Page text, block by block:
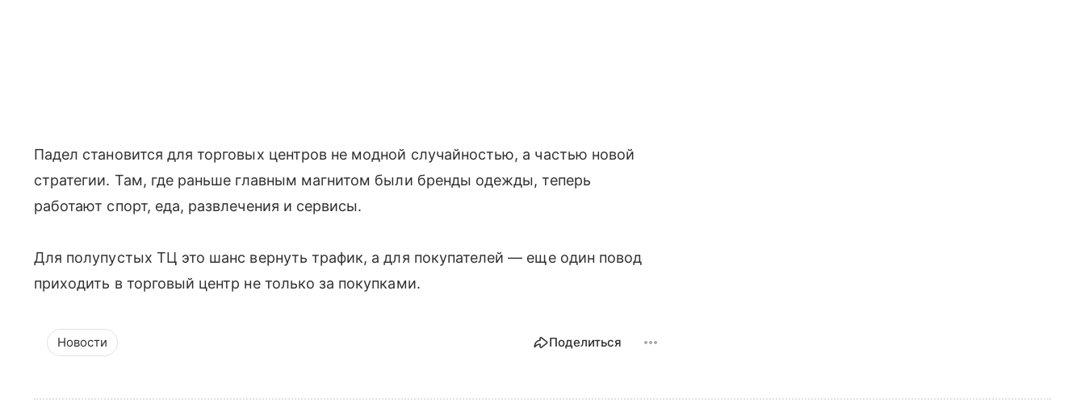
Падел становится для торговых центров не модной случайностью, а частью новой
стратегии. Там, где раньше главным магнитом были бренды одежды, теперь
работают спорт, еда, развлечения и сервисы.
Для полупустых ТЦ это шанс вернуть трафик, а для покупателей — еще один повод
приходить в торговый центр не только за покупками.
Новости Поделиться